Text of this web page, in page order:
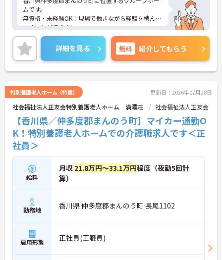
ムです。
無資格・未経験OK！現場で働きながら経験を積んで
いくことができます。
マイカー通勤可能なので行き帰りがスムーズです。
ご興味をお持ちの方はお気軽にお問い合わせくださ
い。
詳細を見る 無料 紹介してもらう
特別養護老人ホーム（特養） 更新日：2026年07月28日
社会福祉法人正友会特別養護老人ホーム 満濃荘 社会福祉法人正友会
【香川県／仲多度郡まんのう町】マイカー通勤O
K！特別養護老人ホームでの介護職求人です＜正
社員＞
給料
月収 21.8万円～33.1万円程度（夜勤5回計
算）
勤務地 香川県 仲多度郡まんのう町 長尾1102
雇用形態 正社員(正職員)